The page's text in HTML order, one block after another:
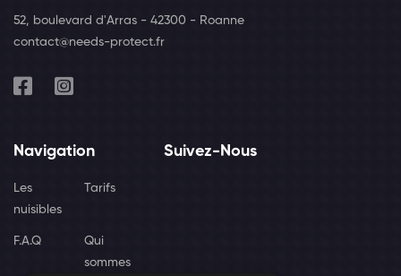
52, boulevard d'Arras - 42300 - Roanne
contact@needs-protect.fr
Navigation
Les
nuisibles
Tarifs
F.A.Q
Qui
sommes
Suivez-Nous